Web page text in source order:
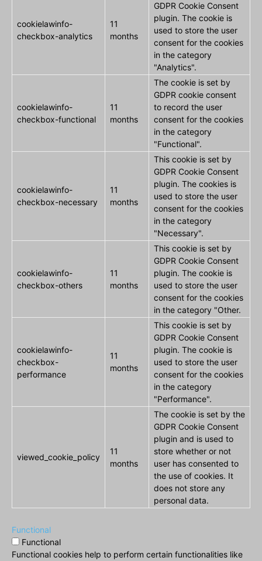
cookielawinfo-
checkbox-analytics
11
months
GDPR Cookie Consent
plugin. The cookie is
used to store the user
consent for the cookies
in the category
"Analytics".
cookielawinfo-
checkbox-functional
11
months
The cookie is set by
GDPR cookie consent
to record the user
consent for the cookies
in the category
"Functional".
cookielawinfo-
checkbox-necessary
11
months
This cookie is set by
GDPR Cookie Consent
plugin. The cookies is
used to store the user
consent for the cookies
in the category
"Necessary".
cookielawinfo-
checkbox-others
11
months
This cookie is set by
GDPR Cookie Consent
plugin. The cookie is
used to store the user
consent for the cookies
in the category "Other.
cookielawinfo-
checkbox-
performance
11
months
This cookie is set by
GDPR Cookie Consent
plugin. The cookie is
used to store the user
consent for the cookies
in the category
"Performance".
viewed_cookie_policy
11
months
The cookie is set by the
GDPR Cookie Consent
plugin and is used to
store whether or not
user has consented to
the use of cookies. It
does not store any
personal data.
Functional
Functional
Functional cookies help to perform certain functionalities like